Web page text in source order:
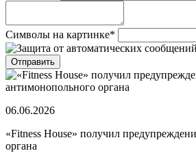
Символы на картинке*
06.06.2026
«Fitness House» получил
органа